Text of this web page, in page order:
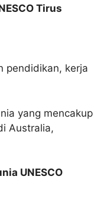
Tirus
pendidikan, kerja
yang mencakup
Australia,
UNESCO